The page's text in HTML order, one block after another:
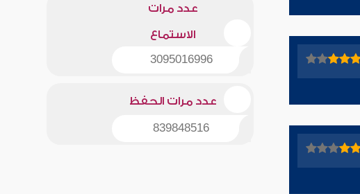
عدد مرات
الاستماع
3095016996
عدد مرات الحفظ
839848516